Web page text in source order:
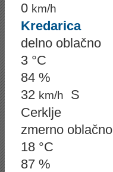
0 km/h
Kredarica
delno oblačno
3 °C
84 %
32 km/h
S
Cerklje
zmerno oblačno
18 °C
87 %